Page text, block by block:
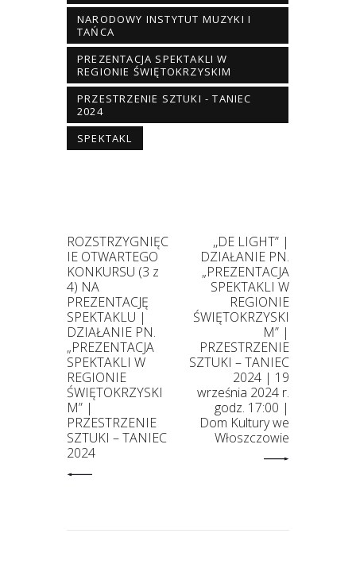
NARODOWY INSTYTUT MUZYKI I
TAŃCA
PREZENTACJA SPEKTAKLI W
REGIONIE ŚWIĘTOKRZYSKIM
PRZESTRZENIE SZTUKI - TANIEC
2024
SPEKTAKL
ROZSTRZYGNIĘC
IE OTWARTEGO
KONKURSU (3 z
4) NA
PREZENTACJĘ
SPEKTAKLU |
DZIAŁANIE PN.
„PREZENTACJA
SPEKTAKLI W
REGIONIE
ŚWIĘTOKRZYSKI
M” |
PRZESTRZENIE
SZTUKI – TANIEC
2024
,,DE LIGHT” |
DZIAŁANIE PN.
„PREZENTACJA
SPEKTAKLI W
REGIONIE
ŚWIĘTOKRZYSKI
M” |
PRZESTRZENIE
SZTUKI – TANIEC
2024 | 19
września 2024 r.
godz. 17:00 |
Dom Kultury we
Włoszczowie